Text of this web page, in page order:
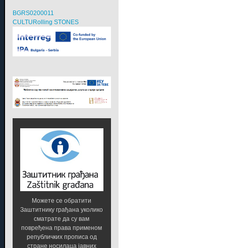
BGRS0200011
CULTURolling STONES
Можете се обратити
Заштитнику грађана уколико
сматрате да су вам
повређена права применом
републичких прописа од
стране носилаца јавних